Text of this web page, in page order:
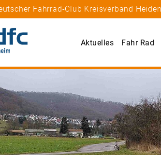
Fahrrad-Club Kreisverband
Aktuelles Fahr Rad